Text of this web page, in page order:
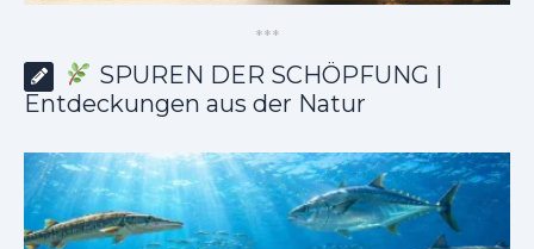
***
SPUREN DER SCHÖPFUNG |
Entdeckungen aus der Natur